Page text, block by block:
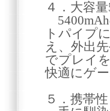
４．大容
トパイプ
え、外出
でプレイ
快適にゲ
５．携帯